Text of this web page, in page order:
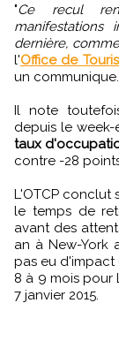
"Ce recul
manifestations
dernière,
l'Office de
un communique.
Il note
depuis le
taux
contre -28
L'OTCP conclut
le temps de
avant des
an à New-York
pas eu d'impact
8 à 9 mois pour
7 janvier 2015.